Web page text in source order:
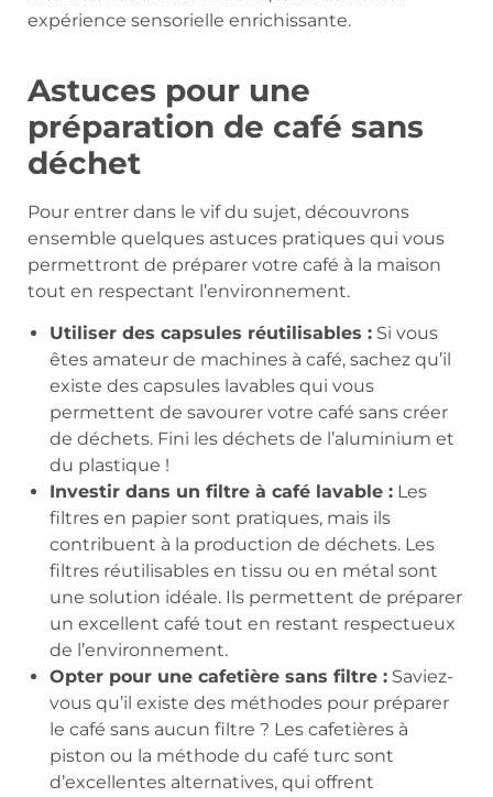
expérience sensorielle enrichissante.
Astuces pour une
préparation de café sans
déchet
Pour entrer dans le vif du sujet, découvrons
ensemble quelques astuces pratiques qui vous
permettront de préparer votre café à la maison
tout en respectant l’environnement.
Utiliser des capsules réutilisables : Si vous
êtes amateur de machines à café, sachez qu’il
existe des capsules lavables qui vous
permettent de savourer votre café sans créer
de déchets. Fini les déchets de l’aluminium et
du plastique !
Investir dans un filtre à café lavable : Les
filtres en papier sont pratiques, mais ils
contribuent à la production de déchets. Les
filtres réutilisables en tissu ou en métal sont
une solution idéale. Ils permettent de préparer
un excellent café tout en restant respectueux
de l’environnement.
Opter pour une cafetière sans filtre : Saviez-
vous qu’il existe des méthodes pour préparer
le café sans aucun filtre ? Les cafetières à
piston ou la méthode du café turc sont
d’excellentes alternatives, qui offrent